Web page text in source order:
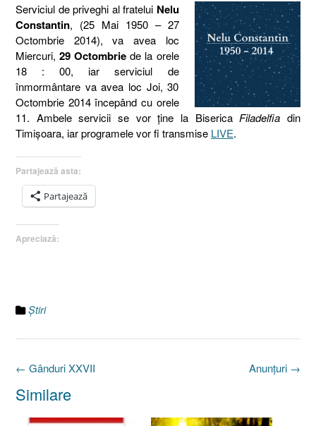
Serviciul de priveghi al fratelui Nelu
Constantin, (25 Mai 1950 – 27
Octombrie 2014), va avea loc
Miercuri,29 Octombrie de la orele
18 : 00, iar serviciul de
înmormântare va avea loc Joi, 30
Octombrie 2014 începând cu orele
11. Ambele servicii se vor ţine la Biserica Filadelfiadin
Timişoara, iar programele vor fi transmise LIVE.
Partajează asta:
Partajează
Apreciază:
Ştiri
Post
Anunţuri →
← Gânduri XXVII
Similare